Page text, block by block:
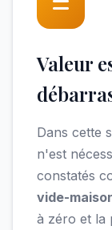
Valeur
Dans cette
n'est
constatés
vide-
à zéro et la